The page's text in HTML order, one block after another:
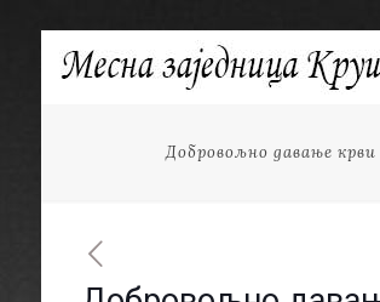
Добровољно давање крви